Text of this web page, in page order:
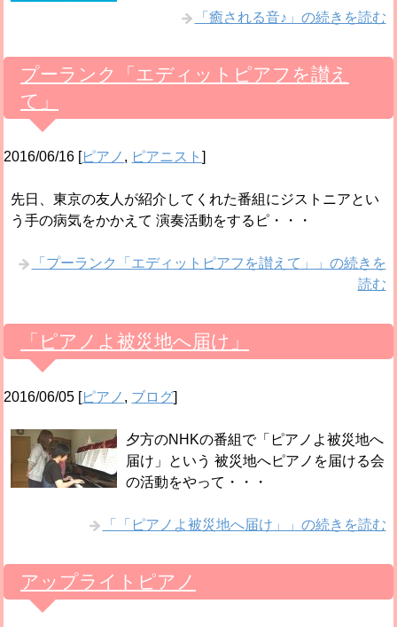
「癒される音♪」の続きを読む
プーランク「エディットピアフを讃え
て」
2016/06/16 [ピアノ , ピアニスト]
先日、東京の友人が紹介してくれた番組にジストニアとい
う手の病気をかかえて 演奏活動をするピ・・・
「プーランク「エディットピアフを讃えて」」の続きを
読む
「ピアノよ被災地へ届け」
2016/06/05 [ピアノ , ブログ]
夕方のNHKの番組で「ピアノよ被災地へ
届け」という 被災地へピアノを届ける会
の活動をやって・・・
「「ピアノよ被災地へ届け」」の続きを読む
アップライトピアノ